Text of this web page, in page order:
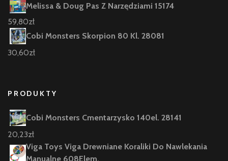
Melissa & Doug Pas Z Narzędziami 15174
59,80zł
Cobi Monsters Skorpion 80 Kl. 28081
30,60zł
PRODUKTY
Cobi Monsters Cmentarzysko 140el. 28141
20,23zł
Viga Toys Viga Drewniane Koraliki Do Nawlekania
Manualne 608Elem.